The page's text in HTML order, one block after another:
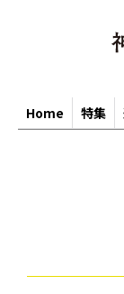
Home 特集